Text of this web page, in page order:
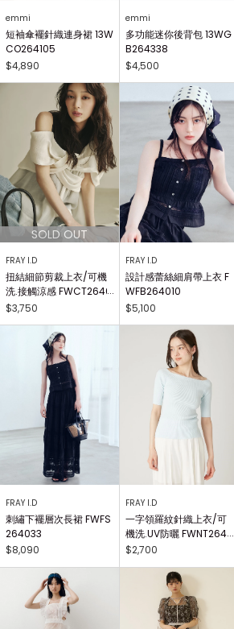
emmi
短袖傘襬針織連身裙 13W
CO264105
$4,890
emmi
多功能迷你後背包 13WG
B264338
$4,500
FRAY I.D
扭結細節剪裁上衣/可機
洗.接觸涼感 FWCT2640
25
$3,750
FRAY I.D
設計感蕾絲細肩帶上衣 F
WFB264010
$5,100
FRAY I.D
刺繡下襬層次長裙 FWFS
264033
$8,090
FRAY I.D
一字領羅紋針織上衣/可
機洗.UV防曬 FWNT2640
29
$2,700